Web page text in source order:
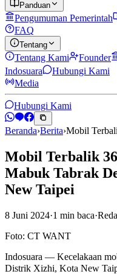
Panduan
Pengumuman Pemerintah
FAQ
Tentang
Tentang Kami Founder
Indosuara
Hubungi Kami
Media
Hubungi Kami
Beranda›Berita›Mobil
Mobil Terbalik
Mabuk Tabrak
New Taipei
8 Juni 2024·1 min baca·
Foto: CT WANT
Indosuara — Kecelakaan
Distrik Xizhi, Kota New